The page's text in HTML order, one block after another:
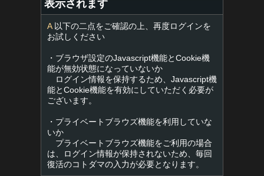
表示されます
A以下の二点をご確認の上、再度ログインを
お試しください
・ブラウザ設定のJavascript機能とCookie機
能が無効状態になっていないか
ログイン情報を保持するため、Javascript機
能とCookie機能を有効にしていただく必要が
ございます。
・プライベートブラウズ機能を利用していな
いか
プライベートブラウズ機能をご利用の場合
は、ログイン情報が保持されないため、毎回
復活のコトダマの入力が必要となります。